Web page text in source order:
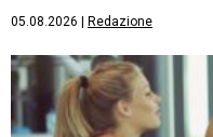
05.08.2026 Redazione